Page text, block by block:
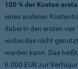
100 % der Kosten
eines anderen
dabei in den ersten
wobei das nicht
werden kann. Das
6.000 EUR zur